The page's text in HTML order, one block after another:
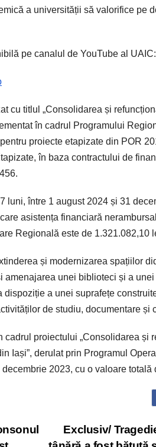
a universității să valorifice pe
pe canalul de YouTube al UAIC:
cu titlul „Consolidarea și
în cadrul Programului
proiecte etapizate din POR
în baza contractului de
luni, între 1 august 2024 și 31
asistența financiară
Regională este de 1.321.082,10
și modernizarea spațiilor
unei biblioteci și a
a unei suprafețe
de studiu, documentare și
proiectului „Consolidarea și
Iași”, derulat prin Programul
2023, cu o valoare totală
Exclusiv/